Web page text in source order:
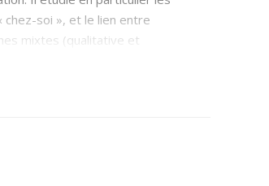
soi », et le lien entre
mixtes (qualitative et